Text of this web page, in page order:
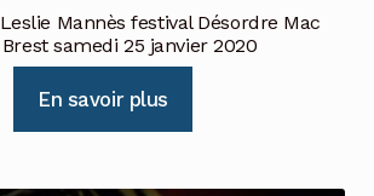
Mannès festival Désordre Mac
samedi 25 janvier 2020
En savoir plus